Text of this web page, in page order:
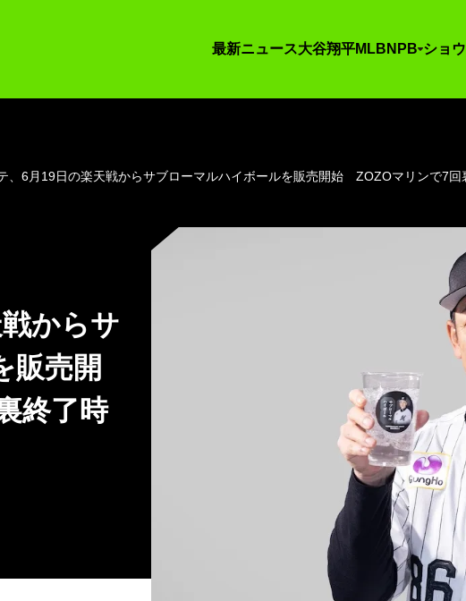
最新ニュース大谷翔平MLB NPB ショ
、6月19日の楽天戦からサブローマルハイボールを販売開始 ZOZOマリンで7回
からサ
販売開
終了時